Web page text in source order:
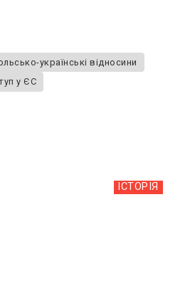
українські відносини
у ЄС
ІСТОРІЯ